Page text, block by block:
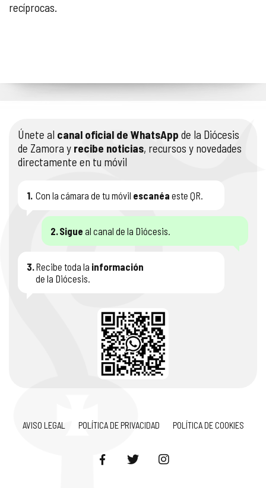
recíprocas.
Únete al canal oficial de WhatsApp de la Diócesis
de Zamora y recibe noticias, recursos y novedades
directamente en tu móvil
1. Con la cámara de tu móvil escanéa este QR.
2.Sigue al canal de la Diócesis.
3.Recibe toda la información
de la Diócesis.
AVISO LEGAL POLÍTICA DE PRIVACIDAD POLÍTICA DE COOKIES